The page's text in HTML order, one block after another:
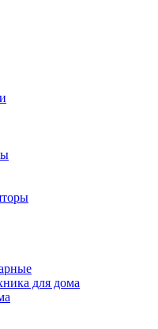
для дома